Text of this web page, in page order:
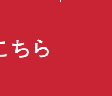
ちら